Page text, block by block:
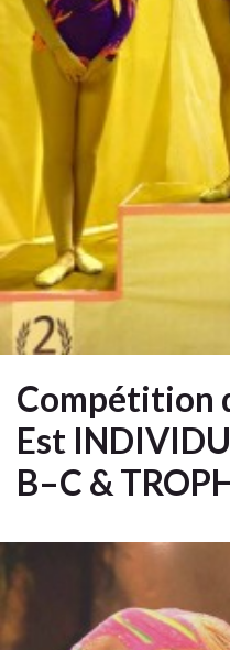
Compétition
Est
B–C &